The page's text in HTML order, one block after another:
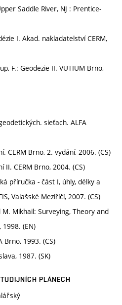
Saddle River, NJ : Prentice-
I. Akad. nakladatelství CERM,
F.: Geodezie II. VUTIUM Brno,
sieťach. ALFA
CERM Brno, 2. vydání, 2006. (CS)
II. CERM Brno, 2004. (CS)
příručka - část I, úhly, délky a
Valašské Meziříčí, 2007. (CS)
Mikhail: Surveying, Theory and
1998. (EN)
Brno, 1993. (CS)
1987. (SK)
PLÁNECH